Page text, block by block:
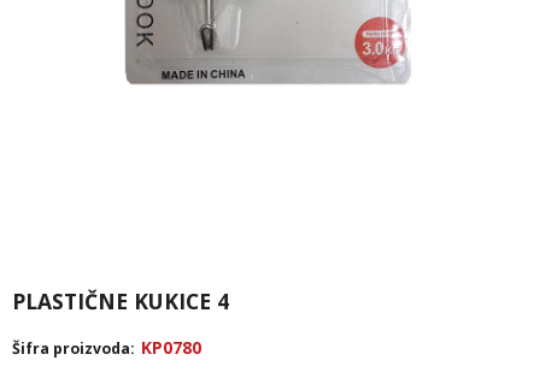
PLASTIČNE KUKICE 4
Šifra proizvoda: KP0780